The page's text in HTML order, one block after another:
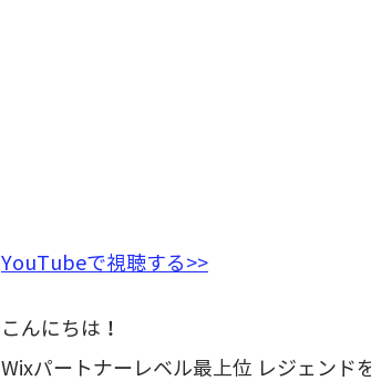
YouTubeで視聴する>>
こんにちは！
Wixパートナーレベル最上位 レジェンド